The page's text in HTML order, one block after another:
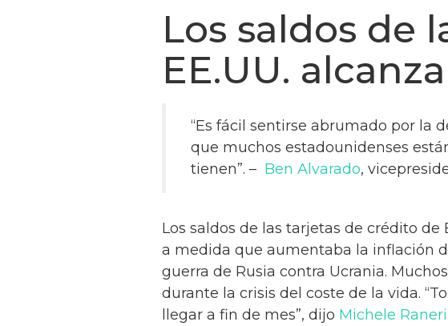
Los saldos de
EE.UU.
“Es fácil sentirse abrumado por la
que muchos estadounidenses
tienen”. – Ben Alvarado,
Los saldos de las tarjetas de crédito
a medida que aumentaba la inflación
guerra de Rusia contra Ucrania.
durante la crisis del coste de la vida.
llegar a fin de mes”, dijo Michele Raneri